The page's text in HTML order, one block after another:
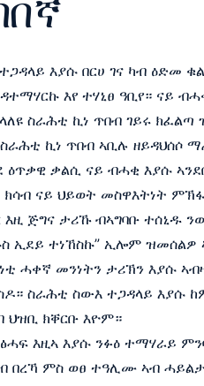
እያሱ በርሀ ገና ካብ ዕድመ
እየ ተሃኒፀ ዓቢየ። ናይ
ስራሕቲ ኪነ ጥበብ ገይሩ ክፈልጣ
ኪነ ጥበብ ኣቢሉ ዘይዳህሰሶ
ዕጥቃዊ ቃልሲ ናይ ብሓቂ እያሱ
ክሳብ ናይ ህይወት መስዋእትነት
እዚ ጅግና ታሪኹ ብኣግባቡ ተሰኒዱ
ኢደይ ተነኸስኩ” ኢሎም ዝመሰልዎ
ሓቀኛ መንነትን ታሪኽን እያሱ
ስራሕቲ ስውእ ተጋዳላይ እያሱ
ህዝቢ ክቐርቡ እዮም።
እዚኣ እያሱ ንፉዕ ተማሃራይ
በረኻ ምስ ወፀ ተዓሊሙ ኣብ